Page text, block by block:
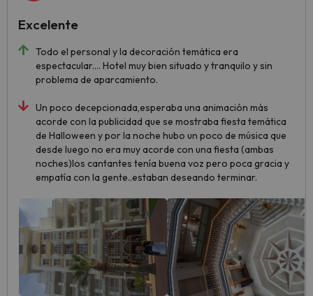
Todo el personal y la decoración temática era
espectacular.... Hotel muy bien situado y tranquilo y sin
problema de aparcamiento.
Un poco decepcionada,esperaba una animación más
acorde con la publicidad que se mostraba fiesta temática
de Halloween y por la noche hubo un poco de música que
desde luego no era muy acorde con una fiesta (ambas
noches)los cantantes tenía buena voz pero poca gracia y
empatía con la gente..estaban deseando terminar.
Excelente